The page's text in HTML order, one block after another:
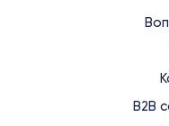
B2B